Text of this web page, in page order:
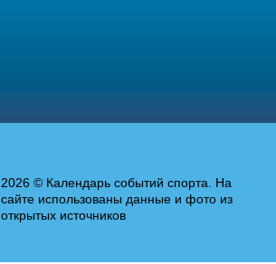
2026 © Календарь событий спорта. На
сайте использованы данные и фото из
открытых источников